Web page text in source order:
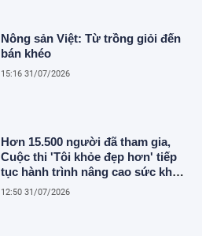
Nông sản Việt: Từ trồng giỏi đến
bán khéo
15:16 31/07/2026
Hơn 15.500 người đã tham gia,
Cuộc thi 'Tôi khỏe đẹp hơn' tiếp
tục hành trình nâng cao sức khỏe
người Việt
12:50 31/07/2026